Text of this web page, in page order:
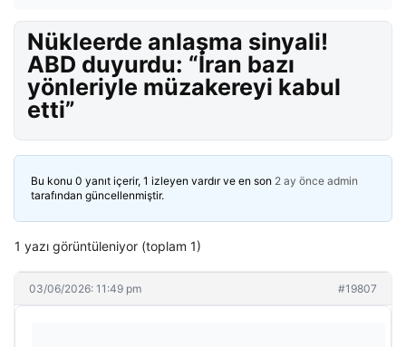
Nükleerde anlaşma sinyali!
ABD duyurdu: “İran bazı
yönleriyle müzakereyi kabul
etti”
Bu konu 0 yanıt içerir, 1 izleyen vardır ve en son 2 ay önce admin
tarafından güncellenmiştir.
1 yazı görüntüleniyor (toplam 1)
03/06/2026: 11:49 pm #19807